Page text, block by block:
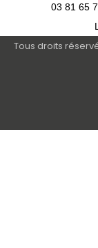
03 81 65
Tous droits